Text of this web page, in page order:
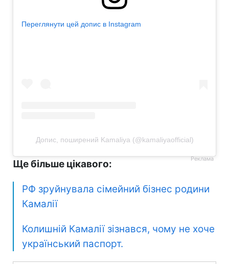
Переглянути цей допис в Instagram
Допис, поширений Kamaliya (@kamaliyaofficial)
Ще більше цікавого:
РФ зруйнувала сімейний бізнес родини
Камалії
Колишній Камалії зізнався, чому не хоче
український паспорт.